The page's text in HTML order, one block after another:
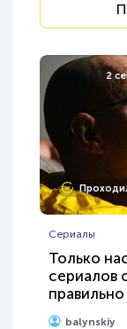
2
Сериалы
Только
сериалов
balynskiy